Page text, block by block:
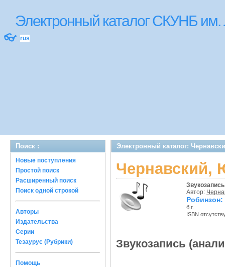
Электронный каталог СКУНБ
👓 rus
Поиск :
Новые поступления
Простой поиск
Расширенный поиск
Поиск одной строкой
Авторы
Издательства
Серии
Тезаурус (Рубрики)
Помощь
Электронный каталог:
Чернавский,
Автор:
б.г.
ISBN
Звукозапись